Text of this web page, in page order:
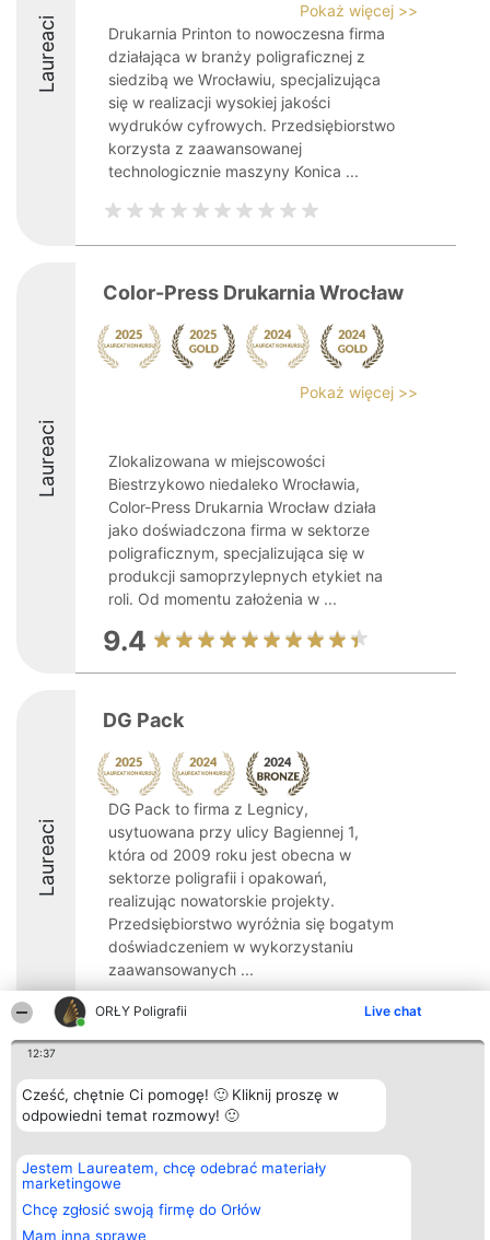
ORŁY Poligrafii Live chat
12:37
Cześć, chętnie Ci pomogę! 🙂 Kliknij proszę w
odpowiedni temat rozmowy! 🙂
Jestem Laureatem, chcę odebrać materiały
marketingowe
Chcę zgłosić swoją firmę do Orłów
Mam inną sprawę
Laureaci
Pokaż więcej >>
Drukarnia Printon to nowoczesna firma
działająca w branży poligraficznej z
siedzibą we Wrocławiu, specjalizująca
się w realizacji wysokiej jakości
wydruków cyfrowych. Przedsiębiorstwo
korzysta z zaawansowanej
technologicznie maszyny Konica ...
Laureaci
Color-Press Drukarnia Wrocław
Pokaż więcej >>
Zlokalizowana w miejscowości
Biestrzykowo niedaleko Wrocławia,
Color-Press Drukarnia Wrocław działa
jako doświadczona firma w sektorze
poligraficznym, specjalizująca się w
produkcji samoprzylepnych etykiet na
roli. Od momentu założenia w ...
9.4
Laureaci
DG Pack
DG Pack to firma z Legnicy,
usytuowana przy ulicy Bagiennej 1,
która od 2009 roku jest obecna w
sektorze poligrafii i opakowań,
realizując nowatorskie projekty.
Przedsiębiorstwo wyróżnia się bogatym
doświadczeniem w wykorzystaniu
zaawansowanych ...
8.6
Organizator plebiscytu
Bright Side Solutions sp. z o.
o. sp. k.
ul. Ruska 22
Wrocław 50-079
KRS 0000749100 | Regon
381313360 | NIP 8943132676
+48 508 492 400
Plebiscyt
Laureaci
Lista
wszystkich
Laureatów
Zasady
Polityka
Prywatności
Kontakt
Kontakt